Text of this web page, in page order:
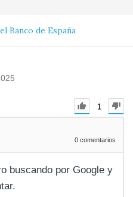
Banco de España
1
0 comentarios
buscando por Google y